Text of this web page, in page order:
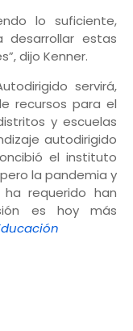
lo suficiente,
desarrollar estas
dijo Kenner.
servirá,
recursos para el
y escuelas
autodirigido
el instituto
la pandemia y
requerido han
es hoy más